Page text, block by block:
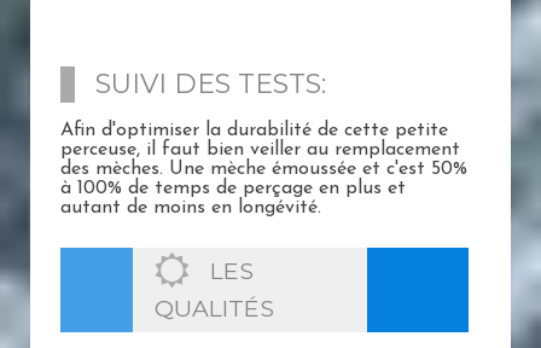
SUIVI DES TESTS:
Afin d'optimiser la durabilité de cette petite
perceuse, il faut bien veiller au remplacement
des mèches. Une mèche émoussée et c'est 50%
à 100% de temps de perçage en plus et
autant de moins en longévité.
LES
QUALITÉS